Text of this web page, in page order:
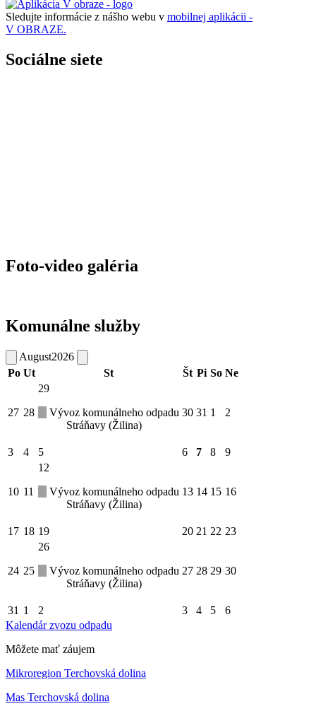
Sledujte informácie z nášho webu v mobilnej aplikácii -
V OBRAZE.
Sociálne siete
Foto-video galéria
Komunálne služby
August2026
Po Ut St Št Pi So Ne
27 28
29
Vývoz komunálneho odpadu
Stráňavy (Žilina)
30 31 1 2
3 4 5 6 7 8 9
10 11
12
Vývoz komunálneho odpadu
Stráňavy (Žilina)
13 14 15 16
17 18 19 20 21 22 23
24 25
26
Vývoz komunálneho odpadu
Stráňavy (Žilina)
27 28 29 30
31 1 2 3 4 5
6
Kalendár zvozu odpadu
Môžete mať záujem
Mikroregion Terchovská dolina
Mas Terchovská dolina